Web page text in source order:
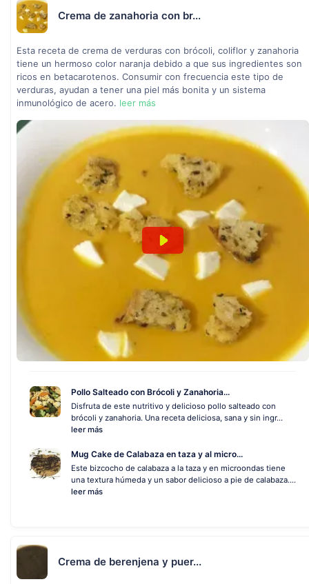
Crema de zanahoria con br...
Esta receta de crema de verduras con brócoli, coliflor y zanahoria
tiene un hermoso color naranja debido a que sus ingredientes son
ricos en betacarotenos. Consumir con frecuencia este tipo de
verduras, ayudan a tener una piel más bonita y un sistema
inmunológico de acero. leer más
Pollo Salteado con Brócoli y Zanahoria...
Disfruta de este nutritivo y delicioso pollo salteado con
brócoli y zanahoria. Una receta deliciosa, sana y sin ingr...
leer más
Mug Cake de Calabaza en taza y al micro...
Este bizcocho de calabaza a la taza y en microondas tiene
una textura húmeda y un sabor delicioso a pie de calabaza....
leer más
Crema de berenjena y puer...